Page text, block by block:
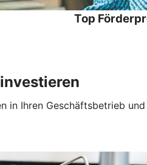
Top
in Ihren Geschäftsbetrieb